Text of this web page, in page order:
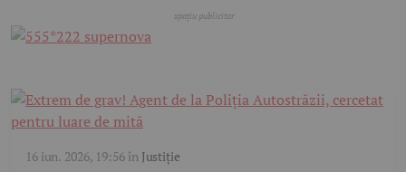
16 iun. 2026, 19:56în Justiție